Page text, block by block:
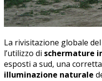
La rivisitazione globale
l’utilizzo di schermature
esposti a sud, una corretta
illuminazione naturale